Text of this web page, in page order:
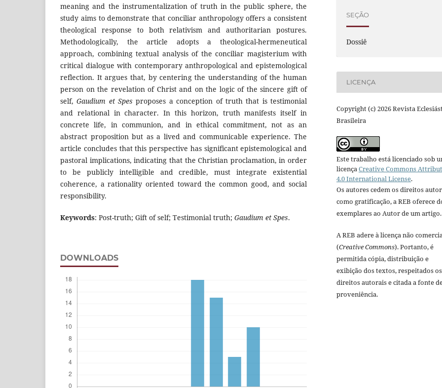
meaning and the instrumentalization of truth in the public sphere, the
study aims to demonstrate that conciliar anthropology offers a consistent
theological response to both relativism and authoritarian postures.
Methodologically, the article adopts a theological-hermeneutical
approach, combining textual analysis of the conciliar magisterium with
critical dialogue with contemporary anthropological and epistemological
reflection. It argues that, by centering the understanding of the human
person on the revelation of Christ and on the logic of the sincere gift of
self,Gaudium et Spes proposes a conception of truth that is testimonial
and relational in character. In this horizon, truth manifests itself in
concrete life, in communion, and in ethical commitment, not as an
abstract proposition but as a lived and communicable experience. The
article concludes that this perspective has significant epistemological and
pastoral implications, indicating that the Christian proclamation, in order
to be publicly intelligible and credible, must integrate existential
coherence, a rationality oriented toward the common good, and social
responsibility.
Keywords: Post-truth; Gift of self; Testimonial truth; Gaudium et Spes.
DOWNLOADS
SEÇÃO
Dossiê
LICENÇA
Copyright (c) 2026 Revista
Brasileira
Este trabalho está licenciado sob
licença Creative Commons
4.0 International License.
Os autores cedem os direitos
como gratificação, a REB oferece
exemplares ao Autor de um artigo.
A REB adere à licença não
(Creative Commons). Portanto, é
permitida cópia, distribuição e
exibição dos textos, respeitados os
direitos autorais e citada a fonte
proveniência.